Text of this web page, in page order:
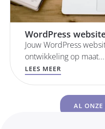
WordPress
Jouw WordPress
ontwikkeling op maat...
LEES MEER
AL ONZE